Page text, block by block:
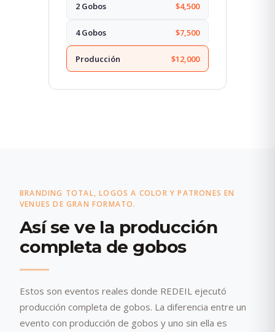
2 Gobos $4,500
4 Gobos $7,500
Producción $12,000
BRANDING TOTAL, LOGOS A COLOR Y PATRONES EN
VENUES DE GRAN FORMATO.
Así se ve la producción
completa de gobos
Estos son eventos reales donde REDEIL ejecutó
producción completa de gobos. La diferencia entre un
evento con producción de gobos y uno sin ella es